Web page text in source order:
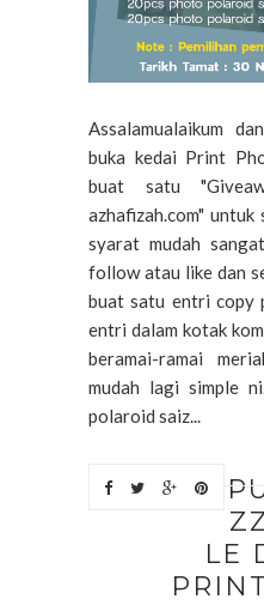
Assalamualaikum
buka kedai Print
buat satu
azhafizah.com"
syarat mudah
follow atau like dan
buat satu entri copy
entri dalam kotak
beramai-ramai
mudah lagi simple
polaroid saiz...
LE